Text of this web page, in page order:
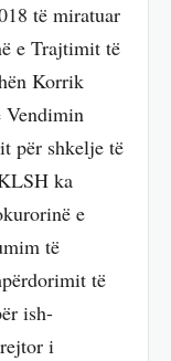
të miratuar
e Trajtimit të
Korrik
Vendimin
për shkelje të
ka
e
të
të
ish-
i